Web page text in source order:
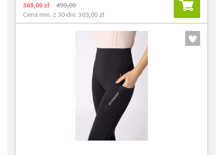
369,00 zł
499,00
Cena min. z 30 dni: 369,00 zł